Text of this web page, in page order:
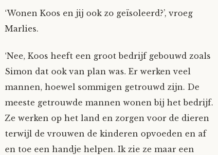
‘Wonen Koos en jij ook zo geïsoleerd?’, vroeg
Marlies.
‘Nee, Koos heeft een groot bedrijf gebouwd zoals
Simon dat ook van plan was. Er werken veel
mannen, hoewel sommigen getrouwd zijn. De
meeste getrouwde mannen wonen bij het bedrijf.
Ze werken op het land en zorgen voor de dieren
terwijl de vrouwen de kinderen opvoeden en af
en toe een handje helpen. Ik zie ze maar een